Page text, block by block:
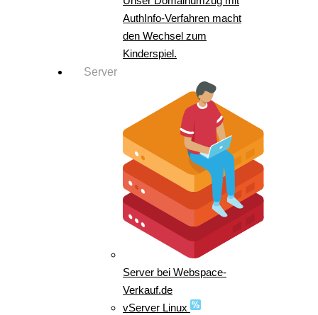
AuthInfo-Verfahren macht
den Wechsel zum
Kinderspiel.
Server
Server bei Webspace-
Verkauf.de
vServer Linux